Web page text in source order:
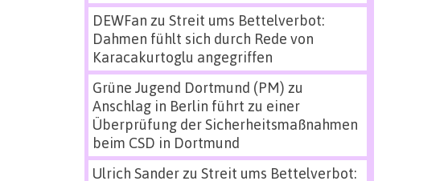
DEWFan zu Streit ums Bettelverbot:
Dahmen fühlt sich durch Rede von
Karacakurtoglu angegriffen
Grüne Jugend Dortmund (PM) zu
Anschlag in Berlin führt zu einer
Überprüfung der Sicherheitsmaßnahmen
beim CSD in Dortmund
Ulrich Sanderzu Streit ums Bettelverbot: